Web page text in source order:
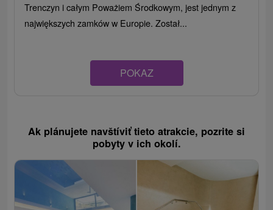
Trenczyn i całym Poważiem Środkowym, jest jednym z
największych zamków w Europie. Został...
POKAZ
Ak plánujete navštíviť tieto atrakcie, pozrite si
pobyty v ich okolí.